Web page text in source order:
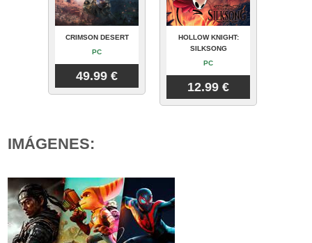
CRIMSON DESERT
PC
49.99 €
HOLLOW KNIGHT:
SILKSONG
PC
12.99 €
IMÁGENES: